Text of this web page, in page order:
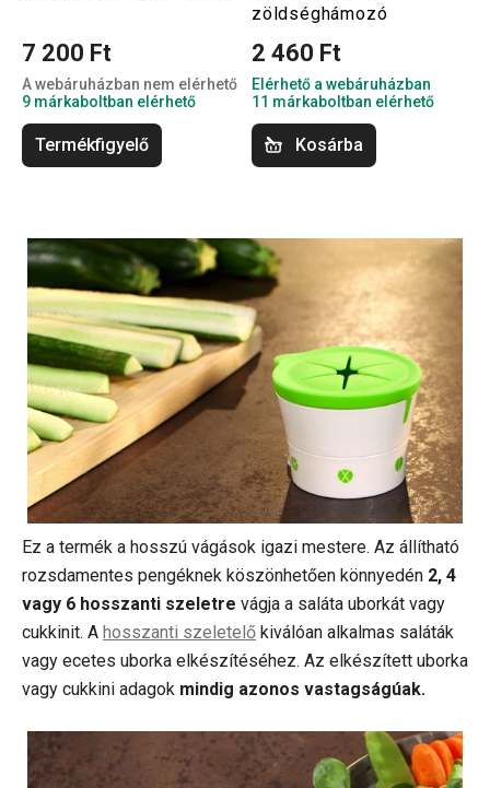
7 200 Ft
A webáruházban nem elérhető
9 márkaboltban elérhető
Termékfigyelő
zöldséghámozó
2 460 Ft
Elérhető a webáruházban
11 márkaboltban elérhető
Kosárba
Ez a termék a hosszú vágások igazi mestere. Az állítható
rozsdamentes pengéknek köszönhetően könnyedén 2, 4
vagy 6 hosszanti szeletre vágja a saláta uborkát vagy
cukkinit. A hosszanti szeletelő kiválóan alkalmas saláták
vagy ecetes uborka elkészítéséhez. Az elkészített uborka
vagy cukkini adagok mindig azonos vastagságúak.